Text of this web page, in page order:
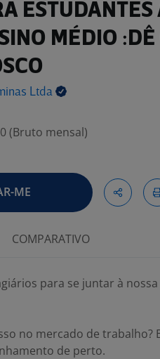
MÉDIO
Ltda
(Bruto mensal)
ME
COMPARATIVO
para se juntar à
no mercado de trabalho?
de perto.